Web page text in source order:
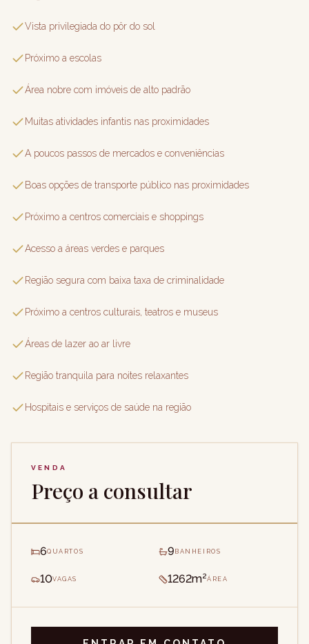
Vista privilegiada do pôr do sol
Próximo a escolas
Área nobre com imóveis de alto padrão
Muitas atividades infantis nas proximidades
A poucos passos de mercados e conveniências
Boas opções de transporte público nas proximidades
Próximo a centros comerciais e shoppings
Acesso a áreas verdes e parques
Região segura com baixa taxa de criminalidade
Próximo a centros culturais, teatros e museus
Áreas de lazer ao ar livre
Região tranquila para noites relaxantes
Hospitais e serviços de saúde na região
VENDA
Preço a consultar
6QUARTOS 9 BANHEIROS
10VAGAS 1262m²ÁREA